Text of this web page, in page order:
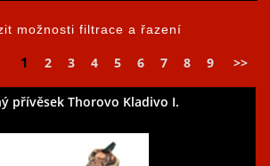
1 2 3 4 5 6 7 8 9 >>
přívěsek Thorovo Kladivo I.